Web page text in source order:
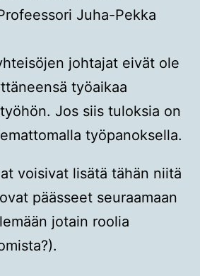
Juha-Pekka
johtajat eivät ole
työaikaa
Jos siis tuloksia on
työpanoksella.
voisivat lisätä tähän niitä
päässeet seuraamaan
jotain roolia